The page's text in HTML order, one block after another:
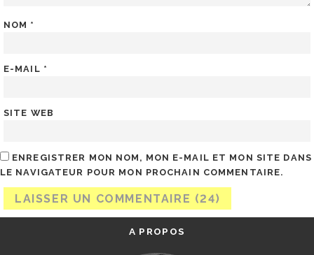
NOM *
E-MAIL *
SITE WEB
ENREGISTRER MON NOM, MON E-MAIL ET MON SITE DANS
LE NAVIGATEUR POUR MON PROCHAIN COMMENTAIRE.
A PROPOS